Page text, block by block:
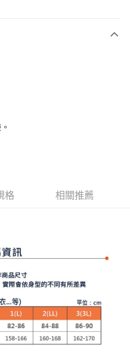
分期」於每月結算日後寄送繳費提
條碼／台灣大直營門市／銀行轉
（以下簡稱本公司）所提供，讓
服務，並由商店將買賣／分期付款
款」的支付方式。 讓您購物簡單
後，將跳轉至「AFTEE先享後付」
即可完成結帳。
簡訊。
簡訊中的連結，可透過四大超商／
方視為交易完成。
費，但若您需要取消訂單，請聯絡
單仍視為有效，需透過AFTEE先享
格 相關推薦